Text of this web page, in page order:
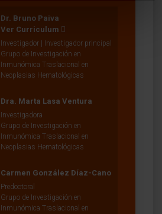
Dr. Bruno Paiva
Ver Curriculum
Investigador | Investigador principal
Grupo de Investigación en
Inmunómica Traslacional en
Neoplasias Hematológicas
Dra. Marta Lasa Ventura
Investigadora
Grupo de Investigación en
Inmunómica Traslacional en
Neoplasias Hematológicas
Carmen González Díaz-Cano
Predoctoral
Grupo de Investigación en
Inmunómica Traslacional en